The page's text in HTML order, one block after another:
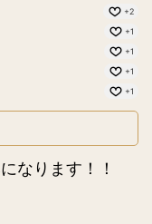
+2
+1
+1
+1
+1
なります！！